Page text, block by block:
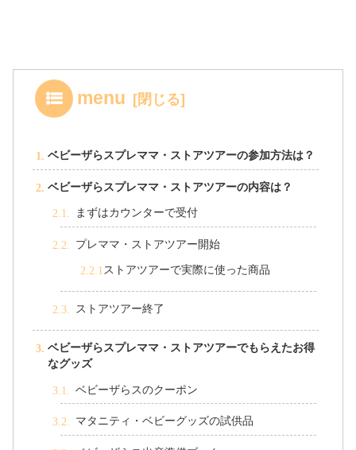
menu
ベビーザらスプレママ・ストアツアーの参加方法は？
ベビーザらスプレママ・ストアツアーの内容は？
まずはカウンターで受付
プレママ・ストアツアー開始
ストアツアーで実際に使った商品
ストアツアー終了
ベビーザらスプレママ・ストアツアーでもらえたお得
なグッズ
ベビーザらスのクーポン
マタニティ・ベビーグッズの試供品